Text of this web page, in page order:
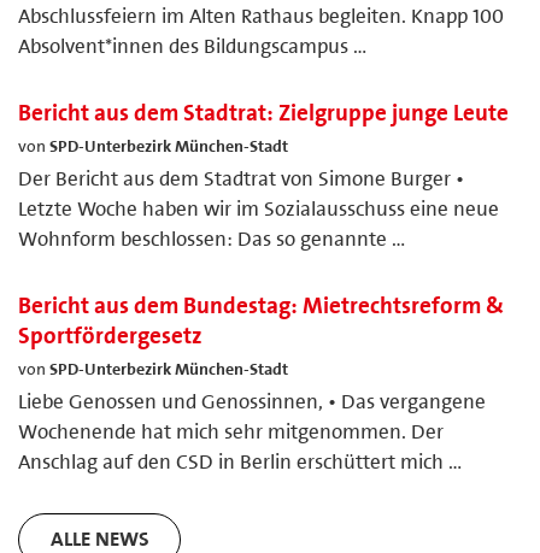
Abschlussfeiern im Alten Rathaus begleiten. Knapp 100
Absolvent*innen des Bildungscampus …
Bericht aus dem Stadtrat: Zielgruppe junge Leute
von SPD-Unterbezirk München-Stadt
Der Bericht aus dem Stadtrat von Simone Burger •
Letzte Woche haben wir im Sozialausschuss eine neue
Wohnform beschlossen: Das so genannte …
Bericht aus dem Bundestag: Mietrechtsreform &
Sportfördergesetz
von SPD-Unterbezirk München-Stadt
Liebe Genossen und Genossinnen, • Das vergangene
Wochenende hat mich sehr mitgenommen. Der
Anschlag auf den CSD in Berlin erschüttert mich …
ALLE NEWS